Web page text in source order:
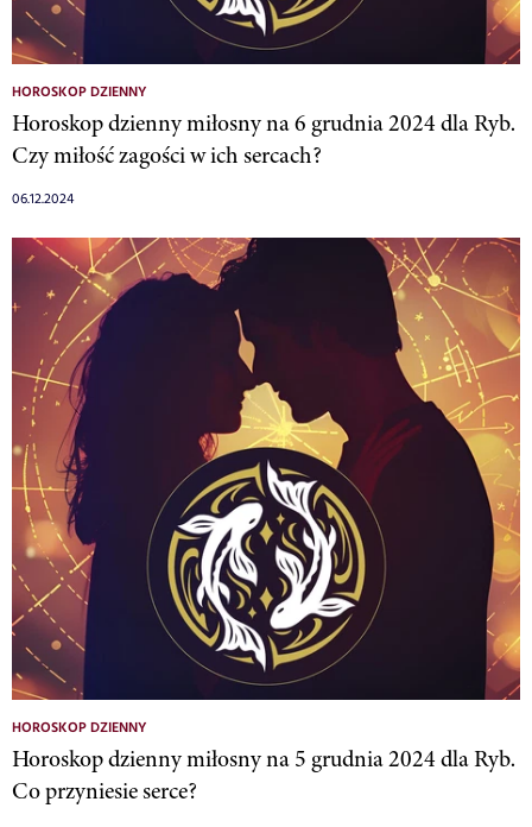
HOROSKOP DZIENNY
Horoskop dzienny miłosny na 6 grudnia 2024 dla Ryb.
Czy miłość zagości w ich sercach?
06.12.2024
HOROSKOP DZIENNY
Horoskop dzienny miłosny na 5 grudnia 2024 dla Ryb.
Co przyniesie serce?